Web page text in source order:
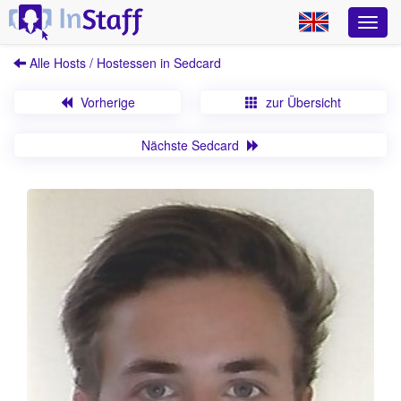
Alle Hosts / Hostessen in Sedcard
Vorherige zur Übersicht
Nächste Sedcard